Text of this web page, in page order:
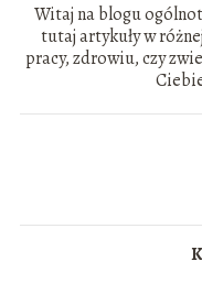
Witaj na blogu
tutaj artykuły w
pracy, zdrowiu, czy